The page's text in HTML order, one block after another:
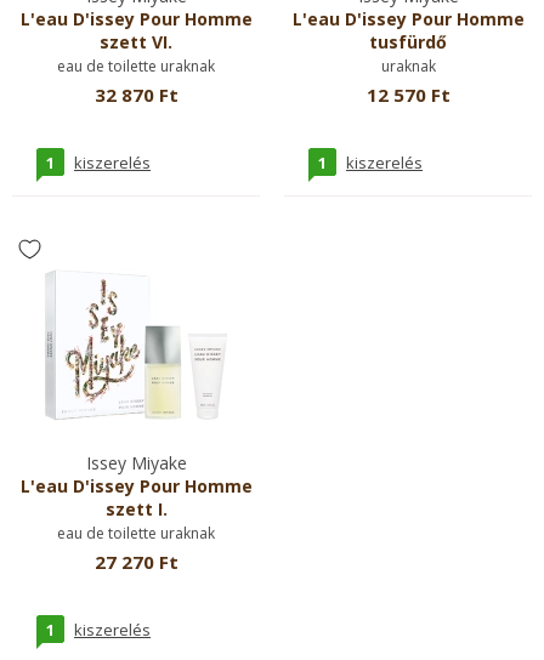
L'eau D'issey Pour Homme
szett VI.
eau de toilette uraknak
32 870 Ft
1 kiszerelés
L'eau D'issey Pour Homme
tusfürdő
uraknak
12 570 Ft
1 kiszerelés
Issey Miyake
L'eau D'issey Pour Homme
szett I.
eau de toilette uraknak
27 270 Ft
1 kiszerelés